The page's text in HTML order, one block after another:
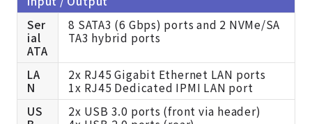
Ser
ial
ATA
8 SATA3 (6 Gbps) ports and 2 NVMe/SA
TA3 hybrid ports
LA
N
2x RJ45 Gigabit Ethernet LAN ports
1x RJ45 Dedicated IPMI LAN port
US
2x USB 3.0 ports (front via header)